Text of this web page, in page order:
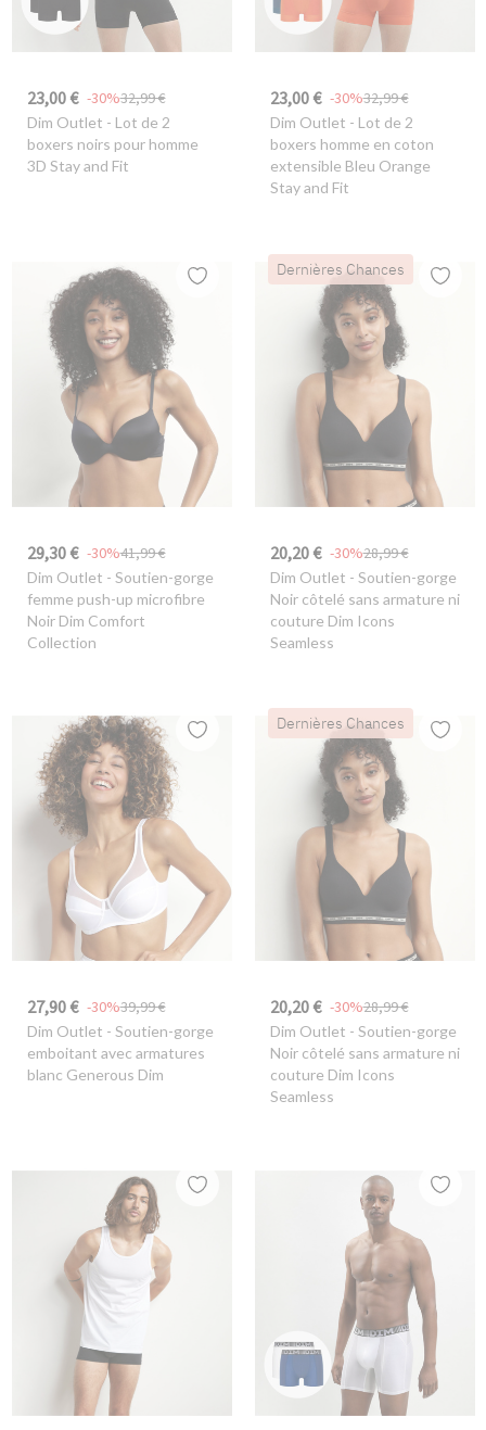
23,00 € 32,99 €
-30%
Dim Outlet - Lot de 2
boxers noirs pour homme
3D Stay and Fit
23,00 € 32,99 €
-30%
Dim Outlet - Lot de 2
boxers homme en coton
extensible Bleu Orange
Stay and Fit
29,30 € 41,99 €
-30%
Dim Outlet - Soutien-gorge
femme push-up microfibre
Noir Dim Comfort
Collection
Dernières Chances
20,20 € 28,99 €
-30%
Dim Outlet - Soutien-gorge
Noir côtelé sans armature ni
couture Dim Icons
Seamless
27,90 € 39,99 €
-30%
Dim Outlet - Soutien-gorge
emboitant avec armatures
blanc Generous Dim
Dernières Chances
20,20 € 28,99 €
-30%
Dim Outlet - Soutien-gorge
Noir côtelé sans armature ni
couture Dim Icons
Seamless